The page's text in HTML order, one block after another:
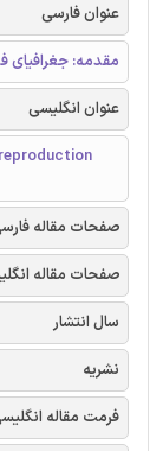
عنوان فارسی
مقدمه: جغرافیای
عنوان انگلیسی
صفحات مقاله
صفحات مقاله
سال انتشار
نشریه
فرمت مقاله